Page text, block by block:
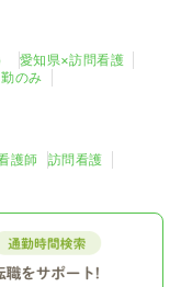
愛知県×訪問看護
のみ
護師
訪問看護